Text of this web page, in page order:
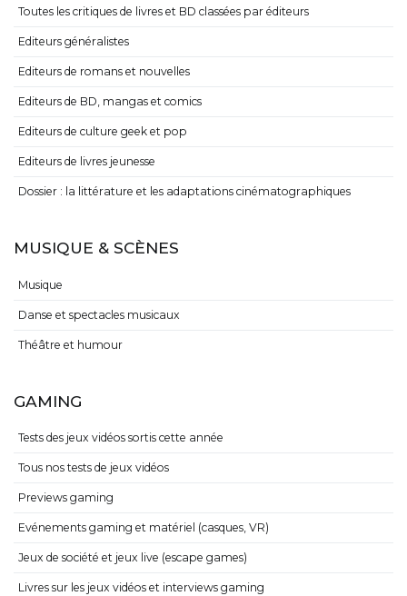
Toutes les critiques de livres et BD classées par éditeurs
Editeurs généralistes
Editeurs de romans et nouvelles
Editeurs de BD, mangas et comics
Editeurs de culture geek et pop
Editeurs de livres jeunesse
Dossier : la littérature et les adaptations cinématographiques
MUSIQUE & SCÈNES
Musique
Danse et spectacles musicaux
Théâtre et humour
GAMING
Tests des jeux vidéos sortis cette année
Tous nos tests de jeux vidéos
Previews gaming
Evénements gaming et matériel (casques, VR)
Jeux de société et jeux live (escape games)
Livres sur les jeux vidéos et interviews gaming